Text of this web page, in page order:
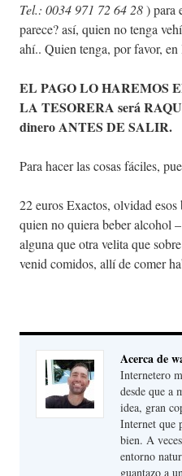
Tel.: 0034 971 72 64 28) para
parece? así, quien no tenga
ahí.. Quien tenga, por favor,
EL PAGO LO HAREMOS
LA TESORERA será
dinero ANTES DE SALIR.
Para hacer las cosas fáciles,
22 euros Exactos, olvidad
quien no quiera beber alcohol
alguna que otra velita que
venid comidos, allí de comer
Acerca de
Internetero
desde que a
idea, gran
Internet que
bien. A
entorno
guantazo a